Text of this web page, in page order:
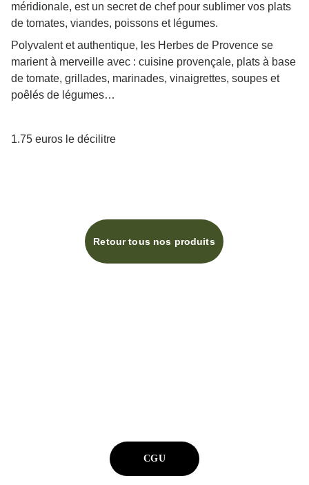
méridionale, est un secret de chef pour sublimer vos plats
de tomates, viandes, poissons et légumes.
Polyvalent et authentique, les Herbes de Provence se
marient à merveille avec : cuisine provençale, plats à base
de tomate, grillades, marinades, vinaigrettes, soupes et
poêlés de légumes…
1.75 euros le décilitre
Retour tous nos produits
CGU